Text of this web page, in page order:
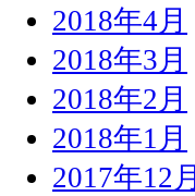
2018年4月
2018年3月
2018年2月
2018年1月
2017年12月